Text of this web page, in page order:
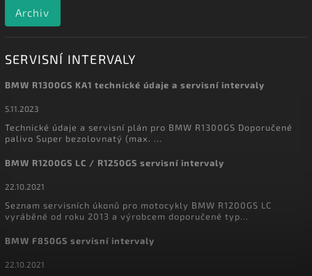
Archiv
SERVISNÍ INTERVALY
BMW R1300GS KA1 technické údaje a servisní intervaly
5.11.2023
Technické údaje a servisní plán pro BMW R1300GS Doporučené
palivo Super bezolovnatý (max. ...
BMW R1200GS LC / R1250GS servisní intervaly
22.10.2021
Seznam servisních úkonů pro motocykly BMW R1200GS LC
vyráběné od roku 2013 a výrobcem doporučené typ...
BMW F850GS servisní intervaly
22.10.2021